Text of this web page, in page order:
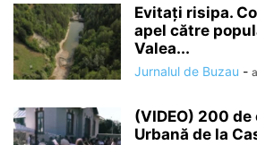
Evitați risipa.
apel către
Valea...
Jurnalul de Buzau -
(VIDEO) 200
Urbană de la